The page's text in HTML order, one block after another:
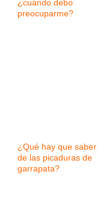
¿cuándo debo
preocuparme?
¿Qué hay que saber
de las picaduras de
garrapata?